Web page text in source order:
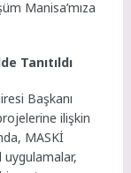
Manisa’mıza
Tanıtıldı
Başkanı
ilişkin
MASKİ